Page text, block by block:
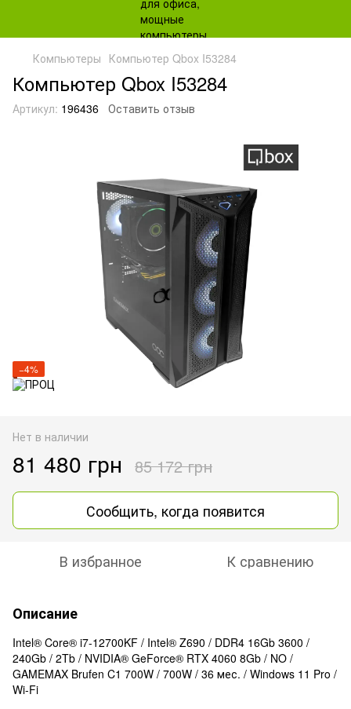
Компьютеры Компьютер Qbox I53284
Компьютер Qbox I53284
Артикул: 196436 Оставить отзыв
−4%
Нет в наличии
81 480 грн 85 172 грн
Сообщить, когда появится
В избранное К сравнению
Описание
Intel® Core® i7-12700KF / Intel® Z690 / DDR4 16Gb 3600 /
240Gb / 2Tb / NVIDIA® GeForce® RTX 4060 8Gb / NO /
GAMEMAX Brufen C1 700W / 700W / 36 мес. / Windows 11 Pro /
Wi-Fi